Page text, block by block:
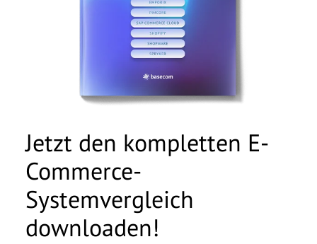
Jetzt den kompletten E-
Commerce-
Systemvergleich
downloaden!